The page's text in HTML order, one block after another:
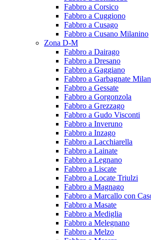
Fabbro a Corsico
Fabbro a Cuggiono
Fabbro a Cusago
Fabbro a Cusano Milanino
Zona D-M
Fabbro a Dairago
Fabbro a Dresano
Fabbro a Gaggiano
Fabbro a Garbagnate
Fabbro a Gessate
Fabbro a Gorgonzola
Fabbro a Grezzago
Fabbro a Gudo Visconti
Fabbro a Inveruno
Fabbro a Inzago
Fabbro a Lacchiarella
Fabbro a Lainate
Fabbro a Legnano
Fabbro a Liscate
Fabbro a Locate Triulzi
Fabbro a Magnago
Fabbro a Marcallo con
Fabbro a Masate
Fabbro a Mediglia
Fabbro a Melegnano
Fabbro a Melzo